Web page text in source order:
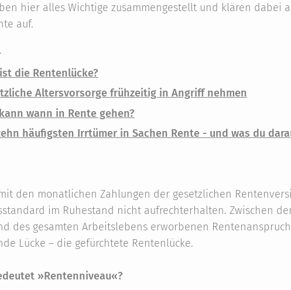
hier alles Wichtige zusammengestellt und klären dabei
auf.
die Rentenlücke?
Altersvorsorge frühzeitig in Angriff nehmen
wann in Rente gehen?
häufigsten Irrtümer in Sachen Rente - und was du
den monatlichen Zahlungen der gesetzlichen
im Ruhestand nicht aufrechterhalten. Zwischen
des gesamten Arbeitslebens erworbenen
Lücke – die gefürchtete Rentenlücke.
»Rentenniveau«?